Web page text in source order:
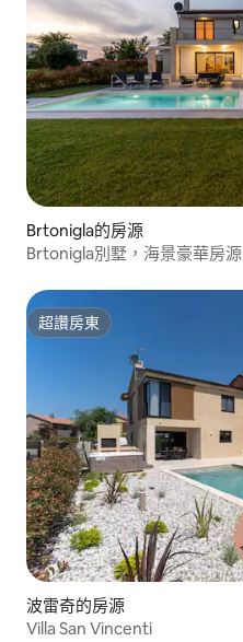
Brtonigla的房源
Brtonigla別墅，海景豪華房源
超讚房東
超讚房東
波雷奇的房源
Villa San Vincenti